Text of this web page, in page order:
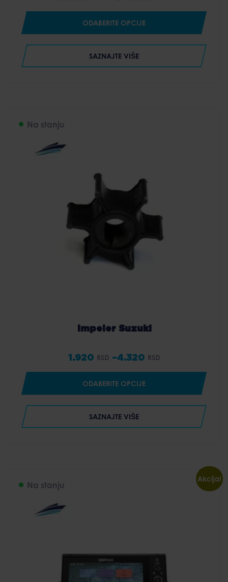
Price
range:
118.100 RSD
through
200.550 RSD
ODABERITE OPCIJE
SAZNAJTE VIŠE
Na stanju
Impeler Suzuki
1.920 RSD –4.320 RSD
Price
range:
1.920 RSD
through
4.320 RSD
ODABERITE OPCIJE
SAZNAJTE VIŠE
Na stanju
Akcija!